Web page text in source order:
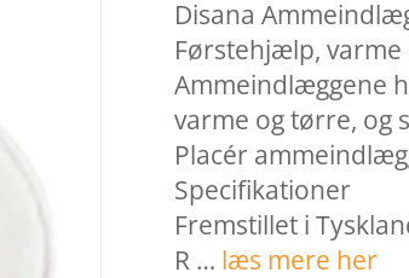
Disana
Førstehjælp,
Ammeindlæggene
varme og tørre, og
Placér
Specifikationer
Fremstillet i
R … læs mere her